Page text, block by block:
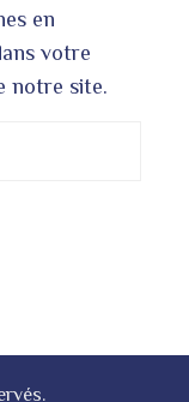
en
votre
notre site.